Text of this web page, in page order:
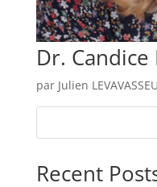
Dr. Candice
par Julien
Recent